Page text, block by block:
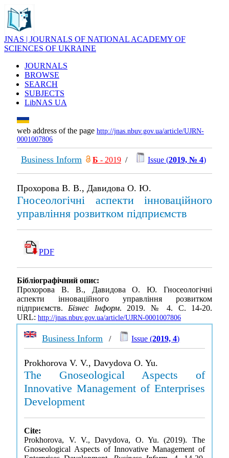
JNAS | JOURNALS OF NATIONAL ACADEMY OF
SCIENCES OF UKRAINE
JOURNALS
BROWSE
SEARCH
SUBJECTS
LibNAS UA
web address of the page http://jnas.nbuv.gov.ua/article/UJRN-
0001007806
Business Inform Б - 2019 / Issue (2019, № 4)
Прохорова В. В., Давидова О. Ю.
Гносеологічні аспекти інноваційного
управління розвитком підприємств
PDF
Бібліографічний опис:
Прохорова В. В., Давидова О. Ю. Гносеологічні
аспекти інноваційного управління розвитком
підприємств.Бізнес Інформ. 2019. № 4. С. 14-20.
URL: http://jnas.nbuv.gov.ua/article/UJRN-0001007806
Business Inform / Issue (2019, 4)
Prokhorova V. V., Davydova O. Yu.
The Gnoseological Aspects of
Innovative Management of Enterprises
Development
Cite:
Prokhorova, V. V., Davydova, O. Yu. (2019). The
Gnoseological Aspects of Innovative Management of